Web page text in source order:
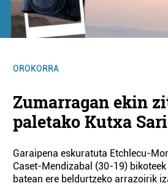
OROKORRA
Zumarragan ekin
paletako Kutxa
Garaipena eskuratuta Etchlecu-
Caset-Mendizabal (30-19)
batean ere beldurtzeko arrazoirik